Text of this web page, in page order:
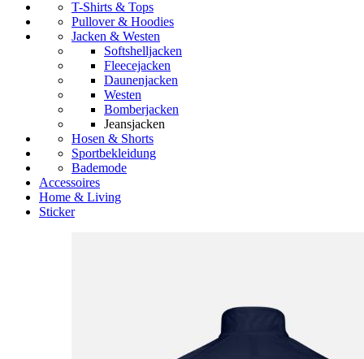
T-Shirts & Tops
Pullover & Hoodies
Jacken & Westen
Softshelljacken
Fleecejacken
Daunenjacken
Westen
Bomberjacken
Jeansjacken
Hosen & Shorts
Sportbekleidung
Bademode
Accessoires
Home & Living
Sticker